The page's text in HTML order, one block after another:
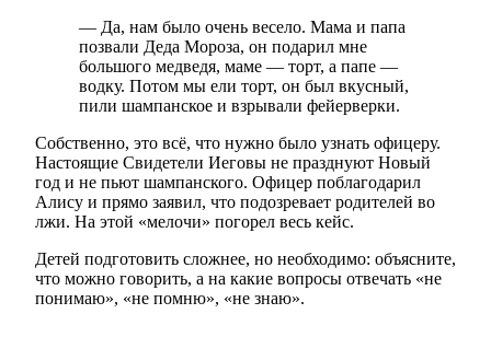
— Да, нам было очень весело. Мама и папа
позвали Деда Мороза, он подарил мне
большого медведя, маме — торт, а папе —
водку. Потом мы ели торт, он был вкусный,
пили шампанское и взрывали фейерверки.
Собственно, это всё, что нужно было узнать офицеру.
Настоящие Свидетели Иеговы не празднуют Новый
год и не пьют шампанского. Офицер поблагодарил
Алису и прямо заявил, что подозревает родителей во
лжи. На этой «мелочи» погорел весь кейс.
Детей подготовить сложнее, но необходимо: объясните,
что можно говорить, а на какие вопросы отвечать «не
понимаю», «не помню», «не знаю».